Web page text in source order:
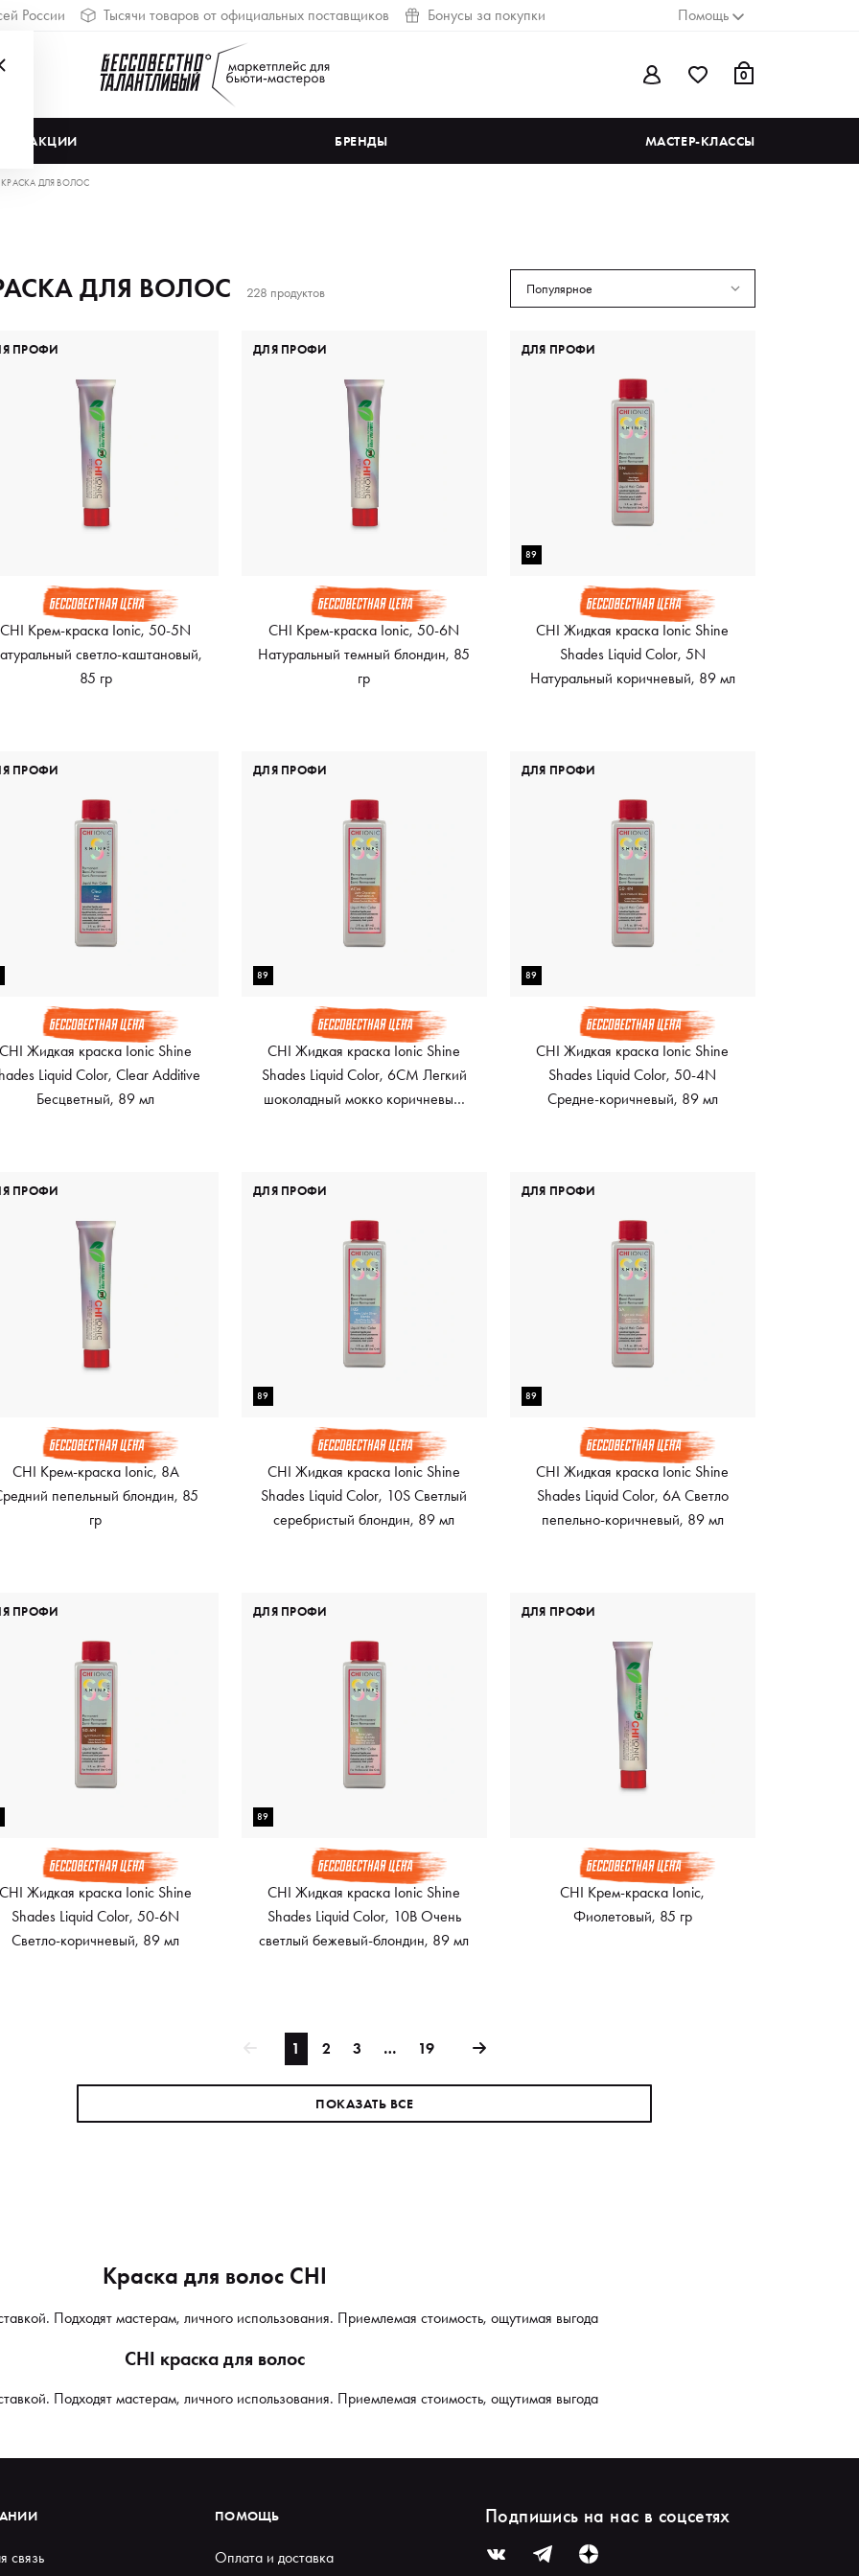
России Тысячи товаров от официальных поставщиков Бонусы за покупки Помощь
0
АКЦИИ БРЕНДЫ МАСТЕР-КЛАССЫ
КРАСКА ДЛЯ ВОЛОС
ДЛЯ ВОЛОС 228 продуктов Популярное
CHI Крем-краска Ionic, 50-5N
светло-каштановый,
85 гр
ПРОФИ
CHI Крем-краска Ionic, 50-6N
Натуральный темный блондин, 85
гр
ДЛЯ ПРОФИ
89
CHI Жидкая краска Ionic Shine
Shades Liquid Color, 5N
Натуральный коричневый, 89 мл
ДЛЯ ПРОФИ
CHI Жидкая краска Ionic Shine
Liquid Color, Clear Additive
Бесцветный, 89 мл
ПРОФИ
89
CHI Жидкая краска Ionic Shine
Shades Liquid Color, 6CM Легкий
шоколадный мокко коричневый,
ДЛЯ ПРОФИ
89
CHI Жидкая краска Ionic Shine
Shades Liquid Color, 50-4N
Средне-коричневый, 89 мл
ДЛЯ ПРОФИ
CHI Крем-краска Ionic, 8A
пепельный блондин, 85
гр
ПРОФИ
89
CHI Жидкая краска Ionic Shine
Shades Liquid Color, 10S Светлый
серебристый блондин, 89 мл
ДЛЯ ПРОФИ
89
CHI Жидкая краска Ionic Shine
Shades Liquid Color, 6A Светло
пепельно-коричневый, 89 мл
ДЛЯ ПРОФИ
CHI Жидкая краска Ionic Shine
Shades Liquid Color, 50-6N
Светло-коричневый, 89 мл
ПРОФИ
89
CHI Жидкая краска Ionic Shine
Shades Liquid Color, 10B Очень
светлый бежевый-блондин, 89 мл
ДЛЯ ПРОФИ
CHI Крем-краска Ionic,
Фиолетовый, 85 гр
ДЛЯ ПРОФИ
1 2 3 … 19
ПОКАЗАТЬ ВСЕ
Краска для волос CHI
Подходят мастерам, личного использования. Приемлемая стоимость, ощутимая выгода
CHI краска для волос
Подходят мастерам, личного использования. Приемлемая стоимость, ощутимая выгода
связь
ПОМОЩЬ
Оплата и доставка
Подпишись на нас в соцсетях